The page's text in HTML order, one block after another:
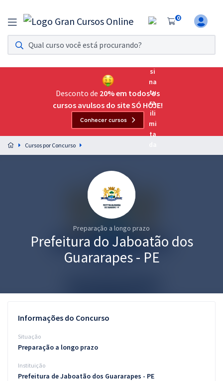
0
Assinatura Ilimitada 11
Acesso a todos os cursos. Teste grátis por 7 dias!
Assinatura OAB Até Passar
Acesso ilimitado a toda preparação para o Exame da
Preparação completa e intensiva para as principais
residências em saúde do Brasil
Conteúdo gratuito
Blog
Desconto de 20% em todos os
cursos avulsos do site SÓ HOJE!
Conhecer cursos
Cursos por Concurso
Preparação a longo prazo
Prefeitura do Jaboatão dos
Guararapes - PE
Informações do Concurso
Situação
Preparação a longo prazo
Instituição
Prefeitura de Jaboatão dos Guararapes - PE